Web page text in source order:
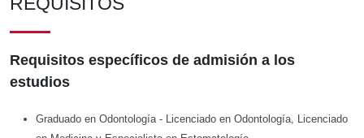
Requisitos específicos de admisión a los
estudios
Graduado en Odontología - Licenciado en Odontología, Licenciado